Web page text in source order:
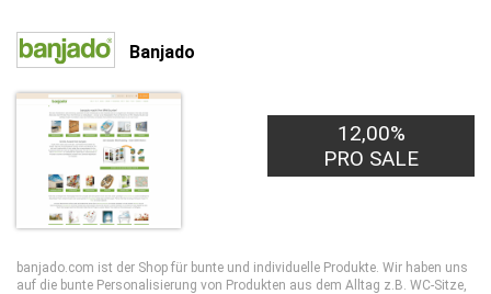
Banjado
12,00%
PRO SALE
banjado.com ist der Shop für bunte und individuelle Produkte. Wir haben uns
auf die bunte Personalisierung von Produkten aus dem Alltag z.B. WC-Sitze,